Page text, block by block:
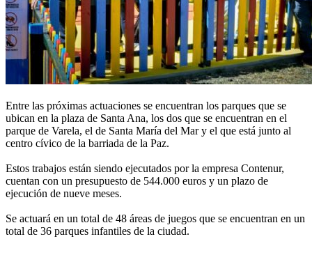
Entre las próximas actuaciones se encuentran los parques que se
ubican en la plaza de Santa Ana, los dos que se encuentran en el
parque de Varela, el de Santa María del Mar y el que está junto al
centro cívico de la barriada de la Paz.
Estos trabajos están siendo ejecutados por la empresa Contenur,
cuentan con un presupuesto de 544.000 euros y un plazo de
ejecución de nueve meses.
Se actuará en un total de 48 áreas de juegos que se encuentran en un
total de 36 parques infantiles de la ciudad.